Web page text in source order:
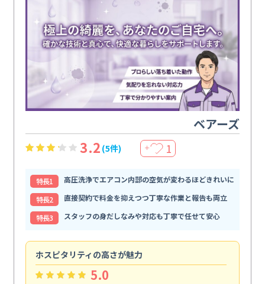
ベアーズ
3.2 (5件) ＋ 1
特⻑1
高圧洗浄でエアコン内部の空気が変わるほどきれいに
特⻑2
直接契約で料金を抑えつつ丁寧な作業と報告も両立
特⻑3
スタッフの身だしなみや対応も丁寧で任せて安心
ホスピタリティの高さが魅力
5.0